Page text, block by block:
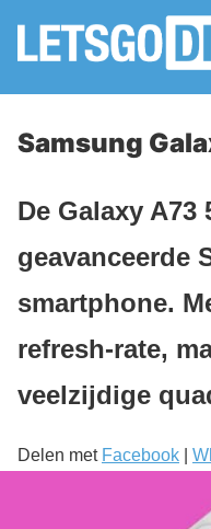
Samsung
De Galaxy
geavanceerde
smartphone.
refresh-rate,
veelzijdige
Delen met Facebook